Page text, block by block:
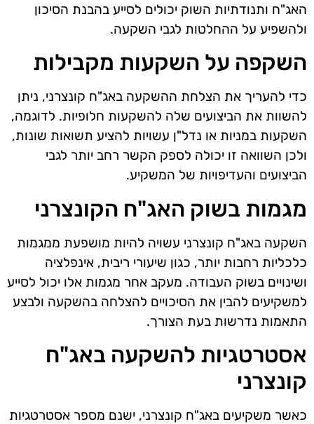
האג"ח ותנודתיות השוק יכולים לסייע בהבנת הסיכון
ולהשפיע על ההחלטות לגבי השקעה.
השקפה על השקעות מקבילות
כדי להעריך את הצלחת ההשקעה באג"ח קונצרני, ניתן
להשוות את הביצועים שלה להשקעות חלופיות. לדוגמה,
השקעות במניות או נדל"ן עשויות להציע תשואות שונות,
ולכן השוואה זו יכולה לספק הקשר רחב יותר לגבי
הביצועים והעדיפויות של המשקיע.
מגמות בשוק האג"ח הקונצרני
השקעה באג"ח קונצרני עשויה להיות מושפעת ממגמות
כלכליות רחבות יותר, כגון שיעורי ריבית, אינפלציה
ושינויים בשוק העבודה. מעקב אחר מגמות אלו יכול לסייע
למשקיעים להבין את הסיכויים להצלחה בהשקעה ולבצע
התאמות נדרשות בעת הצורך.
אסטרטגיות להשקעה באג"ח
קונצרני
כאשר משקיעים באג"ח קונצרני, ישנם מספר אסטרטגיות